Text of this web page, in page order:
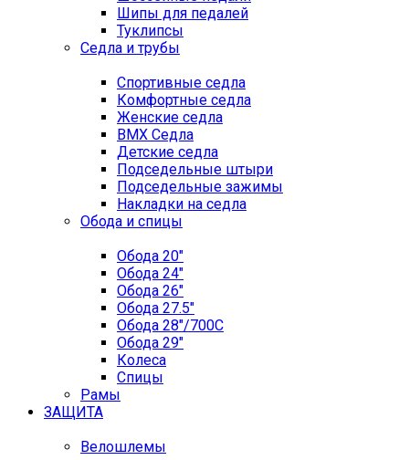
Шипы для педалей
Туклипсы
Седла и трубы
Спортивные седла
Комфортные седла
Женские седла
BMX Седла
Детские седла
Подседельные штыри
Подседельные зажимы
Накладки на седла
Обода и спицы
Обода 20"
Обода 24"
Обода 26"
Обода 27.5"
Обода 28"/700C
Обода 29"
Колеса
Спицы
Рамы
ЗАЩИТА
Велошлемы